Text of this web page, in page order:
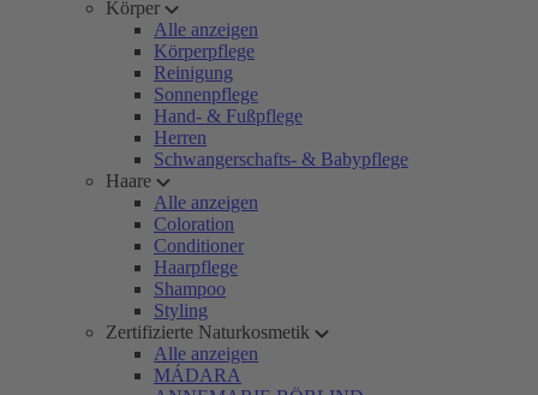
Körper
Alle anzeigen
Körperpflege
Reinigung
Sonnenpflege
Hand- & Fußpflege
Herren
Schwangerschafts- & Babypflege
Haare
Alle anzeigen
Coloration
Conditioner
Haarpflege
Shampoo
Styling
Zertifizierte Naturkosmetik
Alle anzeigen
MÁDARA